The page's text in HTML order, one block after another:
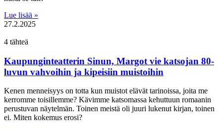
Lue lisää »
27.2.2025
4 tähteä
Kaupunginteatterin Sinun, Margot vie katsojan 80-
luvun vahvoihin ja kipeisiin muistoihin
Kenen menneisyys on totta kun muistot elävät tarinoissa, joita me
kerromme toisillemme? Kävimme katsomassa kehuttuun romaanin
perustuvan näytelmän. Toinen meistä oli juuri lukenut kirjan, toinen
ei. Miten kokemus erosi?